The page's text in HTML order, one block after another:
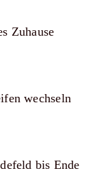
Zuhause
wechseln
bis Ende